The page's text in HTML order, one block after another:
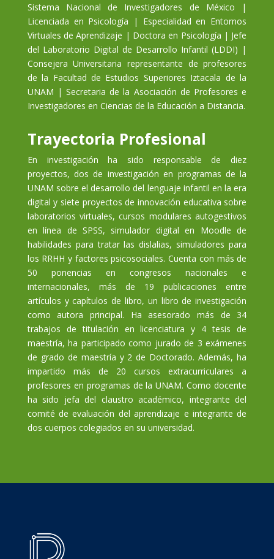
Sistema Nacional de Investigadores de México |
Licenciada en Psicología | Especialidad en Entornos
Virtuales de Aprendizaje | Doctora en Psicología | Jefe
del Laboratorio Digital de Desarrollo Infantil (LDDI) |
Consejera Universitaria representante de profesores
de la Facultad de Estudios Superiores Iztacala de la
UNAM | Secretaria de la Asociación de Profesores e
Investigadores en Ciencias de la Educación a Distancia.
Trayectoria Profesional
En investigación ha sido responsable de diez
proyectos, dos de investigación en programas de la
UNAM sobre el desarrollo del lenguaje infantil en la era
digital y siete proyectos de innovación educativa sobre
laboratorios virtuales, cursos modulares autogestivos
en línea de SPSS, simulador digital en Moodle de
habilidades para tratar las dislalias, simuladores para
los RRHH y factores psicosociales. Cuenta con más de
50 ponencias en congresos nacionales e
internacionales, más de 19 publicaciones entre
artículos y capítulos de libro, un libro de investigación
como autora principal. Ha asesorado más de 34
trabajos de titulación en licenciatura y 4 tesis de
maestría, ha participado como jurado de 3 exámenes
de grado de maestría y 2 de Doctorado. Además, ha
impartido más de 20 cursos extracurriculares a
profesores en programas de la UNAM. Como docente
ha sido jefa del claustro académico, integrante del
comité de evaluación del aprendizaje e integrante de
dos cuerpos colegiados en su universidad.